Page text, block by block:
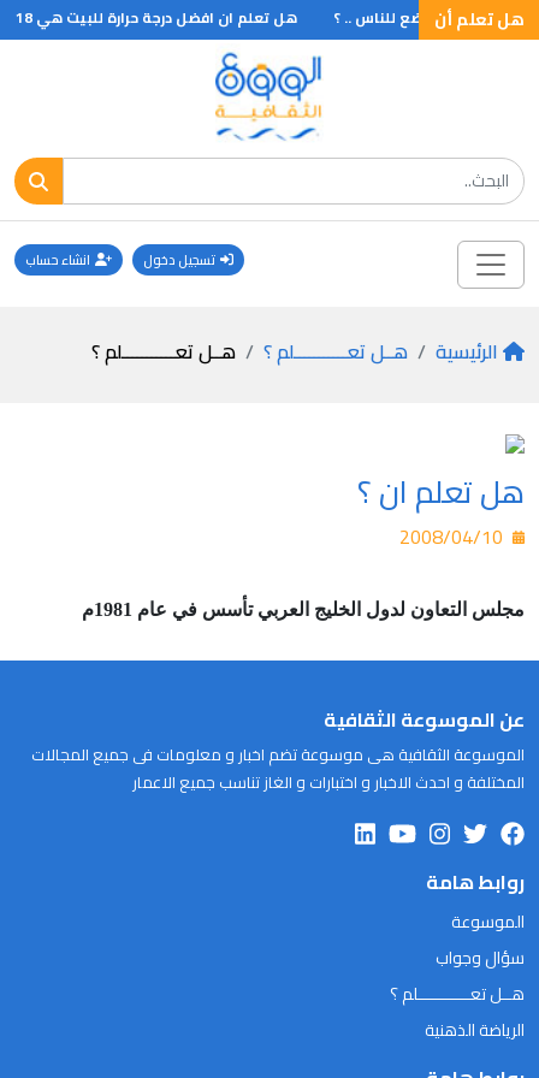
هل تعلم أن
أول مسجد وضع للناس .. ؟ هل تعلم ان افضل درجة حرارة للبيت هي 18 درجة مئوية وان افضل ارتفاع للبيت السكني هو 2.80 متر
تسجيل دخول انشاء حساب
الرئيسية هــل تعـــــــــــلم ؟ هــل تعـــــــــــلم ؟
هل تعلم ان ؟
مجلس التعاون لدول الخليج العربي تأسس في عام 1981م
عن الموسوعة الثقافية
الموسوعة الثقافية هى موسوعة تضم اخبار و معلومات فى جميع المجالات
المختلفة و احدث الاخبار و اختبارات و الغاز تناسب جميع الاعمار
روابط هامة
الموسوعة
سؤال وجواب
هــل تعـــــــــــلم ؟
الرياضة الذهنية